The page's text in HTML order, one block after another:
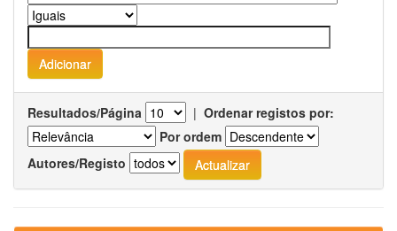
Resultados/Página | Ordenar registos por:
Por ordem
Autores/Registo